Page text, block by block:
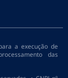
a execução de
das